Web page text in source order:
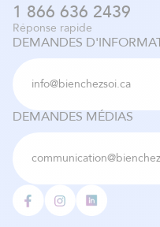
1 866 636 2439
Réponse rapide
DEMANDES
info@bienchezsoi.ca
DEMANDES MÉDIAS